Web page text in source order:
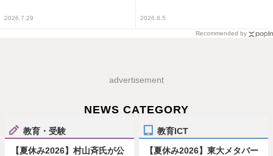
2026.7.29 2026.8.5
Recommended by
advertisement
NEWS CATEGORY
教育・受験
【夏休み2026】村山斉氏が公
教育ICT
【夏休み2026】東大メタバー